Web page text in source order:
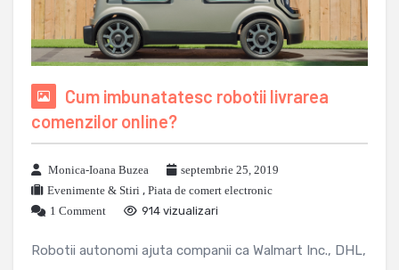
Cum imbunatatesc robotii livrarea
comenzilor online?
Monica-Ioana Buzea
septembrie 25, 2019
Evenimente & Stiri , Piata de comert electronic
1 Comment
914 vizualizari
Robotii autonomi ajuta companii ca Walmart Inc., DHL,